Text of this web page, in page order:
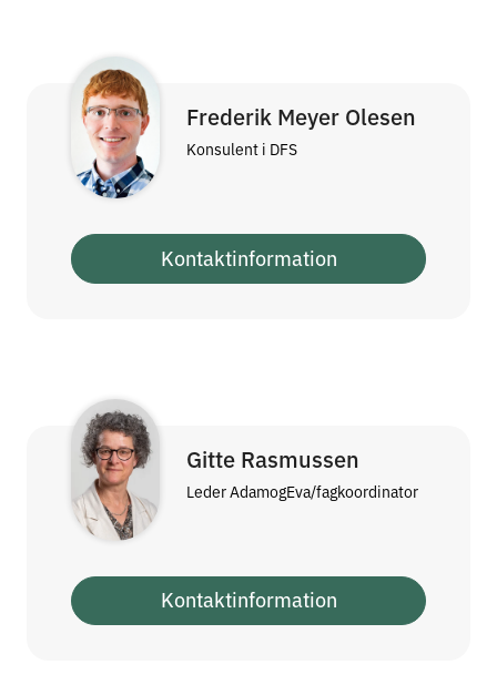
Frederik Meyer Olesen
Konsulent i DFS
Kontaktinformation
Gitte Rasmussen
Leder AdamogEva/fagkoordinator
Kontaktinformation